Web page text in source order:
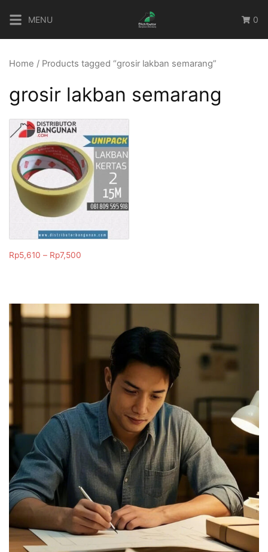
content
MENU 0
Home / Products tagged “grosir lakban semarang”
grosir lakban semarang
Rp5,610 – Rp7,500